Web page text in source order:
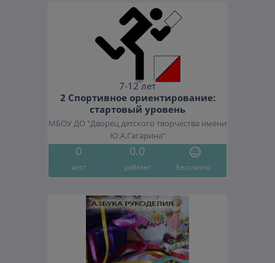
7-12 лет
2 Спортивное ориентирование:
стартовый уровень
МБОУ ДО "Дворец детского творчества имени
Ю.А.Гагарина"
0 0.0
мест рейтинг Бесплатно